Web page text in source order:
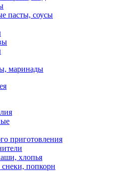
пасты, соусы
маринады
приготовления
хлопья
попкорн